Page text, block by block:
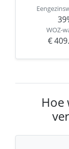
WOZ-
€
Hoe